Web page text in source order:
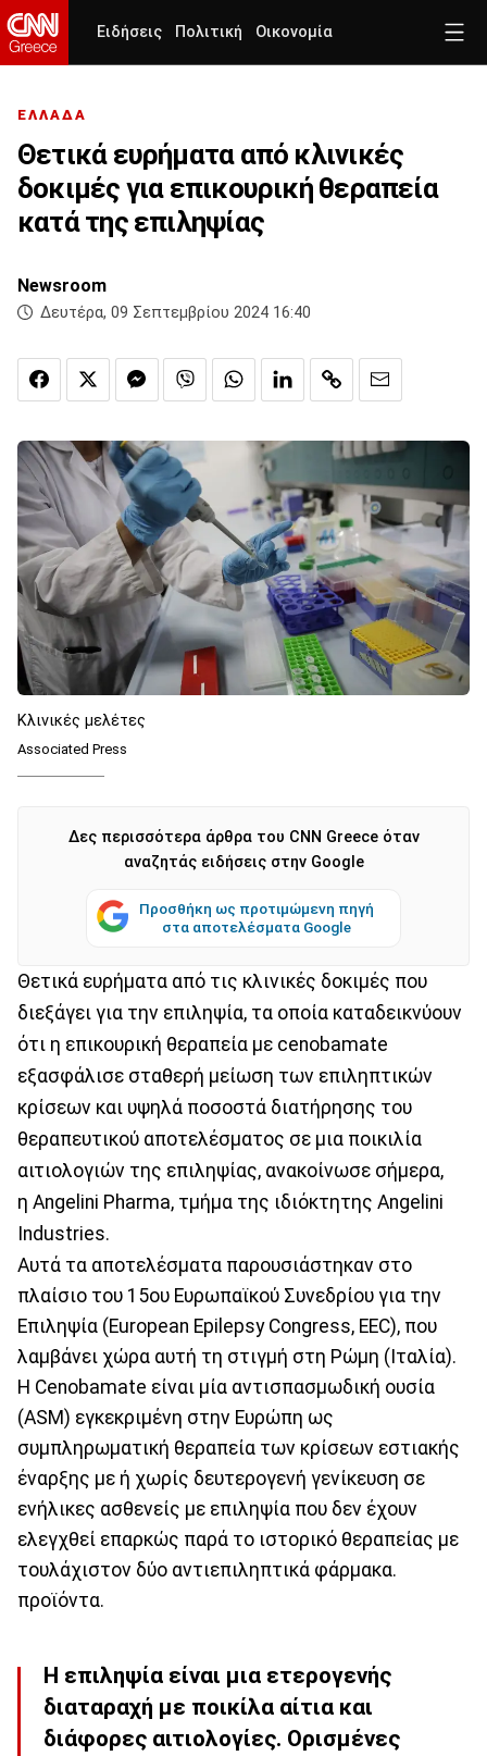
Ειδήσεις Πολιτική Οικονομία
ΕΛΛΑΔΑ
Θετικά ευρήματα από κλινικές
δοκιμές για επικουρική θεραπεία
κατά της επιληψίας
Newsroom
Δευτέρα, 09 Σεπτεμβρίου 2024 16:40
Κλινικές μελέτες
Associated Press
Δες περισσότερα άρθρα του CNN Greece όταν
αναζητάς ειδήσεις στην Google
Προσθήκη ως προτιμώμενη πηγή
στα αποτελέσματα Google
Θετικά ευρήματα από τις κλινικές δοκιμές που
διεξάγει για την επιληψία, τα οποία καταδεικνύουν
ότι η επικουρική θεραπεία με cenobamate
εξασφάλισε σταθερή μείωση των επιληπτικών
κρίσεων και υψηλά ποσοστά διατήρησης του
θεραπευτικού αποτελέσματος σε μια ποικιλία
αιτιολογιών της επιληψίας, ανακοίνωσε σήμερα,
η Angelini Pharma, τμήμα της ιδιόκτητης Angelini
Industries.
Αυτά τα αποτελέσματα παρουσιάστηκαν στο
πλαίσιο του 15ου Ευρωπαϊκού Συνεδρίου για την
Επιληψία (European Epilepsy Congress, EEC), που
λαμβάνει χώρα αυτή τη στιγμή στη Ρώμη (Ιταλία).
Η Cenobamate είναι μία αντισπασμωδική ουσία
(ASM) εγκεκριμένη στην Ευρώπη ως
συμπληρωματική θεραπεία των κρίσεων εστιακής
έναρξης με ή χωρίς δευτερογενή γενίκευση σε
ενήλικες ασθενείς με επιληψία που δεν έχουν
ελεγχθεί επαρκώς παρά το ιστορικό θεραπείας με
τουλάχιστον δύο αντιεπιληπτικά φάρμακα.
προϊόντα.
Η επιληψία είναι μια ετερογενής
διαταραχή με ποικίλα αίτια και
διάφορες αιτιολογίες. Ορισμένες